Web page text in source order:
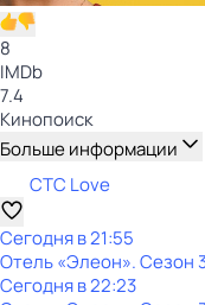
8
IMDb
7.4
Кинопоиск
Больше информации
СТС Love
Сегодня в 21:55
Отель «Элеон». Сезон
Сегодня в 22:23